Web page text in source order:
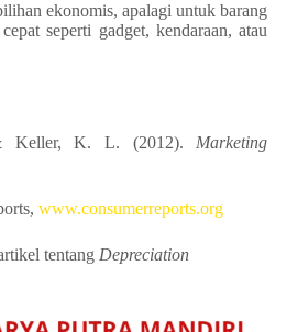
ekonomis, apalagi untuk barang
seperti gadget, kendaraan, atau
Keller, K. L. (2012).Marketing
www.consumerreports.org
tentang Depreciation